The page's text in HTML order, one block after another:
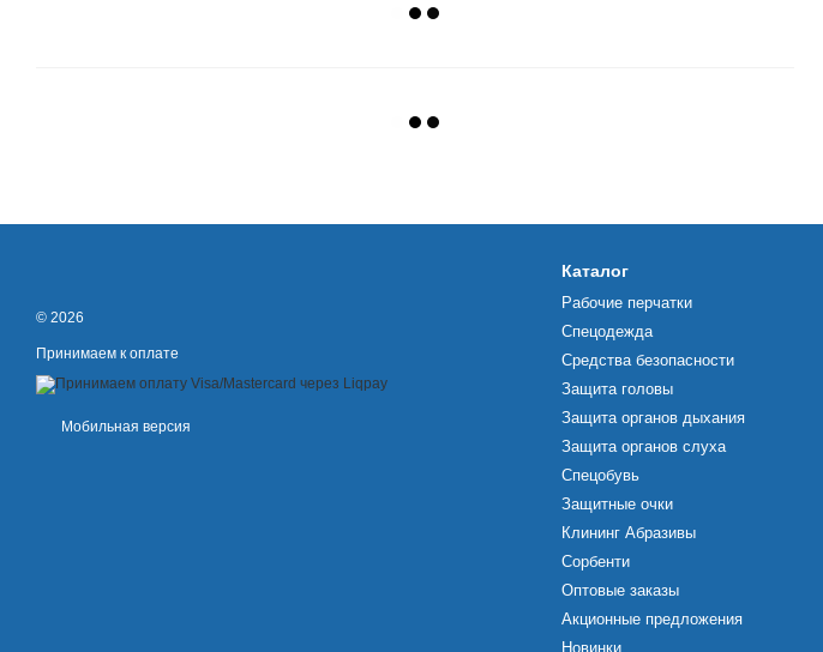
© 2026
Принимаем к оплате
Мобильная версия
Каталог
Рабочие перчатки
Спецодежда
Средства безопасности
Защита головы
Защита органов дыхания
Защита органов слуха
Спецобувь
Защитные очки
Клининг Абразивы
Сорбенти
Оптовые заказы
Акционные предложения
Новинки